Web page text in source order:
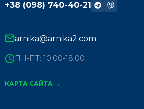
+38 (098) 740-40-21
arnika@arnika2.com
ПН-ПТ: 10:00-18:00
КАРТА САЙТА →